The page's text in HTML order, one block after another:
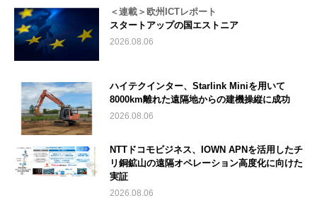
＜連載＞欧州ICTレポート
スタートアップの国エストニア
2026.08.06
ハイテクインター、Starlink Miniを用いて
8000km離れた遠隔地からの建機操縦に成功
2026.08.06
NTTドコモビジネス、IOWN APNを活用したチ
リ銅鉱山の遠隔オペレーション高度化に向けた
実証
2026.08.06